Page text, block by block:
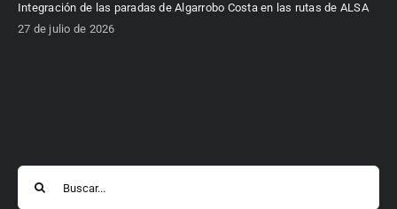
Integración de las paradas de Algarrobo Costa en las rutas de ALSA
27 de julio de 2026